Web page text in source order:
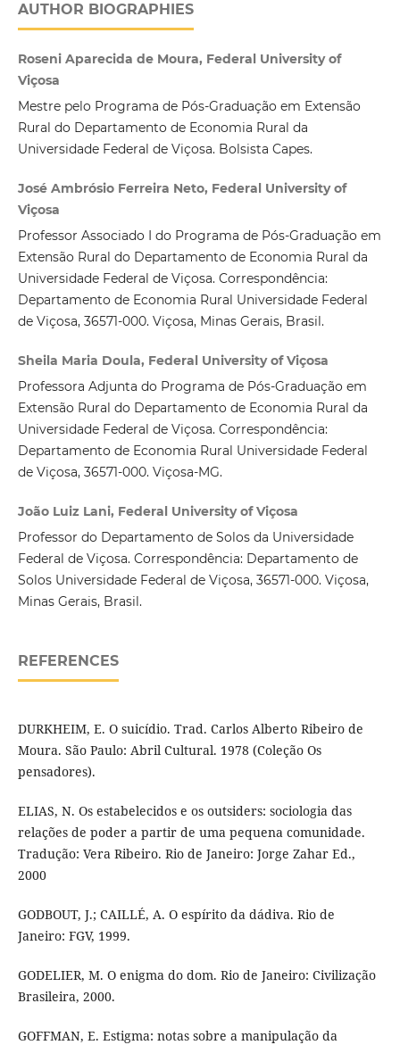
AUTHOR BIOGRAPHIES
Roseni Aparecida de Moura, Federal University of
Viçosa
Mestre pelo Programa de Pós-Graduação em Extensão
Rural do Departamento de Economia Rural da
Universidade Federal de Viçosa. Bolsista Capes.
José Ambrósio Ferreira Neto, Federal University of
Viçosa
Professor Associado I do Programa de Pós-Graduação em
Extensão Rural do Departamento de Economia Rural da
Universidade Federal de Viçosa. Correspondência:
Departamento de Economia Rural Universidade Federal
de Viçosa, 36571-000. Viçosa, Minas Gerais, Brasil.
Sheila Maria Doula, Federal University of Viçosa
Professora Adjunta do Programa de Pós-Graduação em
Extensão Rural do Departamento de Economia Rural da
Universidade Federal de Viçosa. Correspondência:
Departamento de Economia Rural Universidade Federal
de Viçosa, 36571-000. Viçosa-MG.
João Luiz Lani, Federal University of Viçosa
Professor do Departamento de Solos da Universidade
Federal de Viçosa. Correspondência: Departamento de
Solos Universidade Federal de Viçosa, 36571-000. Viçosa,
Minas Gerais, Brasil.
REFERENCES
DURKHEIM, E. O suicídio. Trad. Carlos Alberto Ribeiro de
Moura. São Paulo: Abril Cultural. 1978 (Coleção Os
pensadores).
ELIAS, N. Os estabelecidos e os outsiders: sociologia das
relações de poder a partir de uma pequena comunidade.
Tradução: Vera Ribeiro. Rio de Janeiro: Jorge Zahar Ed.,
2000
GODBOUT, J.; CAILLÉ, A. O espírito da dádiva. Rio de
Janeiro: FGV, 1999.
GODELIER, M. O enigma do dom. Rio de Janeiro: Civilização
Brasileira, 2000.
GOFFMAN, E. Estigma: notas sobre a manipulação da